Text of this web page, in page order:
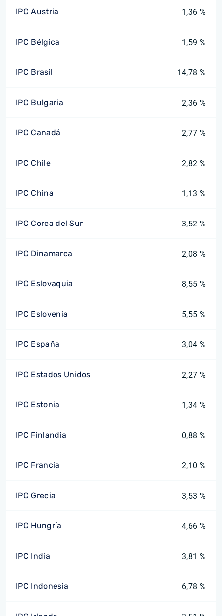
IPC Austria 1,36 %
IPC Bélgica 1,59 %
IPC Brasil 14,78 %
IPC Bulgaria 2,36 %
IPC Canadá 2,77 %
IPC Chile 2,82 %
IPC China 1,13 %
IPC Corea del Sur 3,52 %
IPC Dinamarca 2,08 %
IPC Eslovaquia 8,55 %
IPC Eslovenia 5,55 %
IPC España 3,04 %
IPC Estados Unidos 2,27 %
IPC Estonia 1,34 %
IPC Finlandia 0,88 %
IPC Francia 2,10 %
IPC Grecia 3,53 %
IPC Hungría 4,66 %
IPC India 3,81 %
IPC Indonesia 6,78 %